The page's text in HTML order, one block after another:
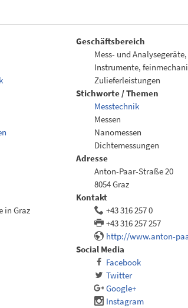
in Graz
Geschäftsbereich
Mess- und
Instrumente,
Zulieferleistungen
Stichworte / Themen
Messtechnik
Messen
Nanomessen
Dichtemessungen
Adresse
Anton-Paar-Straße 20
8054 Graz
Kontakt
+43 316 257 0
+43 316 257 257
http://www.anton-
Social Media
Facebook
Twitter
Google+
Instagram